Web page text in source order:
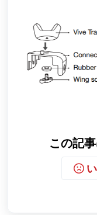
この記